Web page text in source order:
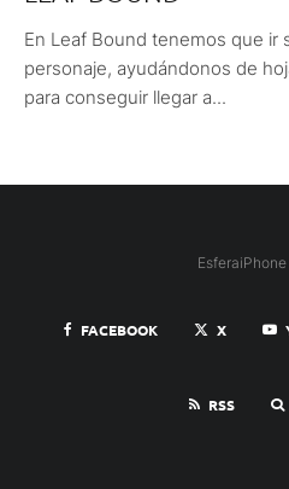
En Leaf Bound tenemos que ir
personaje, ayudándonos de
para conseguir llegar a...
FACEBOOK X
RSS